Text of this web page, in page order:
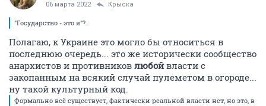
06 марта 2022 Крыска
"Государство - это я"?..
Полагаю, к Украине это могло бы относиться в
последнюю очередь... это же исторически сообщество
анархистов и противников любойвласти с
закопанным на всякий случай пулеметом в огороде...
ну такой культурный код.
Формально всё существует, фактически реальной власти нет, но это, в